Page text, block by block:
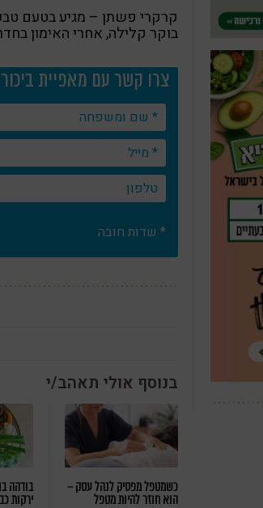
קרקרי פשתן – מגיע בטעם
בוקר קלילה, אחרי האימון
צרו קשר עם מאפיית
* שדות חובה
בנוסף אולי תאהב/י
כשמטפל מפסיק לנהל עסק –
הוא חוזר להיות מטפל
בודהה
ירקות